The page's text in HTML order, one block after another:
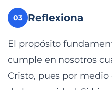
03 Reflexiona
El propósito
cumple en nosotros
Cristo, pues por